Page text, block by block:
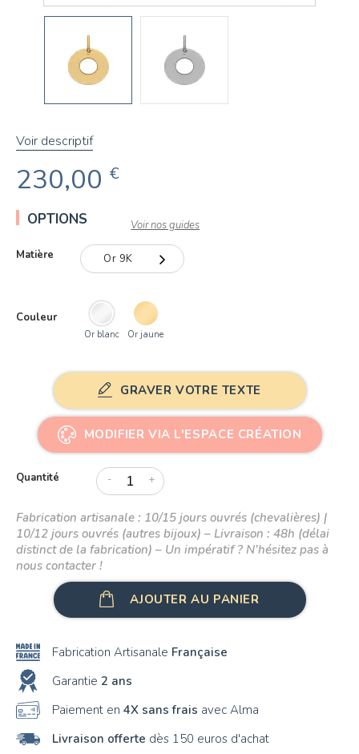
Voir descriptif
230,00 €
OPTIONS Voir nos guides
Matière Or 9K
Or 18K
Couleur
Or blanc Or jaune
GRAVER VOTRE TEXTE
MODIFIER VIA L'ESPACE CRÉATION
Quantité - +
Fabrication artisanale : 10/15 jours ouvrés (chevalières) |
10/12 jours ouvrés (autres bijoux) – Livraison : 48h (délai
distinct de la fabrication) – Un impératif ? N’hésitez pas à
nous contacter !
AJOUTER AU PANIER
Fabrication Artisanale Française
Garantie 2 ans
Paiement en 4X sans frais avec Alma
Livraison offerte dès 150 euros d'achat